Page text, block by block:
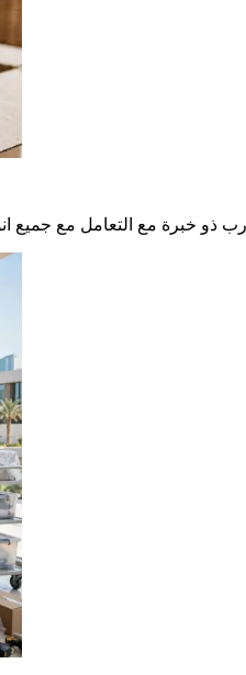
ذو خبرة مع التعامل مع جميع